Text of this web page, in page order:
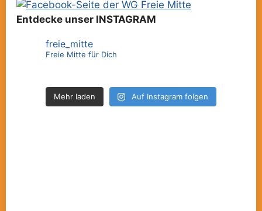
Entdecke unser INSTAGRAM
freie_mitte
Freie Mitte für Dich
Mehr laden Auf Instagram folgen